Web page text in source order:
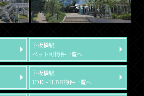
一覧を表示
下板橋駅
ペット可物件一覧へ
下板橋駅
1DK～1LDK物件一覧へ